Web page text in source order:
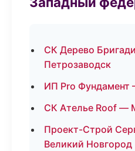
СК Дерево
Петрозаводск
ИП Pro Фундамент
СК Ателье Roof —
Проект-Строй
Великий Новгород